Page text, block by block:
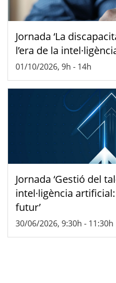
Jornada ‘La
l’era de la
01/10/2026, 9h - 14h
Jornada ‘Gestió del
intel·ligència
futur’
30/06/2026, 9:30h - 11:30h